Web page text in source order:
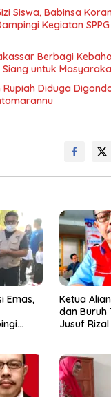
Siswa, Babinsa
Kegiatan
Berbagi
untuk
Diduga
Emas,
Ketua
dan Buruh
Jusuf